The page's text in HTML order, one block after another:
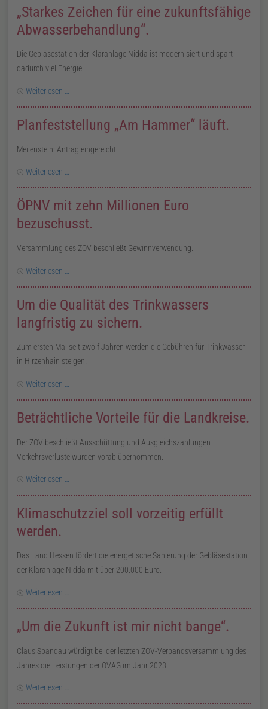
„Starkes Zeichen für eine zukunftsfähige
Abwasserbehandlung“.
Die Gebläsestation der Kläranlage Nidda ist modernisiert und spart
dadurch viel Energie.
Weiterlesen …
Planfeststellung „Am Hammer“ läuft.
Meilenstein: Antrag eingereicht.
Weiterlesen …
ÖPNV mit zehn Millionen Euro
bezuschusst.
Versammlung des ZOV beschließt Gewinnverwendung.
Weiterlesen …
Um die Qualität des Trinkwassers
langfristig zu sichern.
Zum ersten Mal seit zwölf Jahren werden die Gebühren für Trinkwasser
in Hirzenhain steigen.
Weiterlesen …
Beträchtliche Vorteile für die Landkreise.
Der ZOV beschließt Ausschüttung und Ausgleichszahlungen –
Verkehrsverluste wurden vorab übernommen.
Weiterlesen …
Klimaschutzziel soll vorzeitig erfüllt
werden.
Das Land Hessen fördert die energetische Sanierung der Gebläsestation
der Kläranlage Nidda mit über 200.000 Euro.
Weiterlesen …
„Um die Zukunft ist mir nicht bange“.
Claus Spandau würdigt bei der letzten ZOV-Verbandsversammlung des
Jahres die Leistungen der OVAG im Jahr 2023.
Weiterlesen …